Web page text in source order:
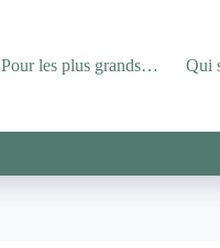
Pour les plus grands… Qui